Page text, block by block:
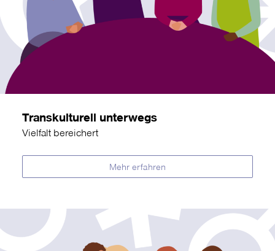
Transkulturell unterwegs
Vielfalt bereichert
Mehr erfahren